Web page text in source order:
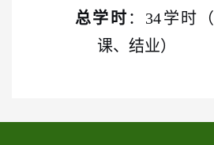
总学时 ： 34学时
课、 结业）